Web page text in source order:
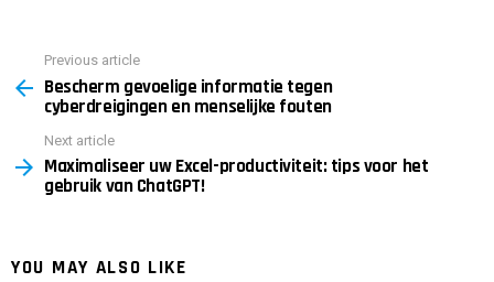
more
Previous article
Bescherm gevoelige informatie tegen
cyberdreigingen en menselijke fouten
Next article
Maximaliseer uw Excel-productiviteit: tips voor het
gebruik van ChatGPT!
YOU MAY ALSO LIKE